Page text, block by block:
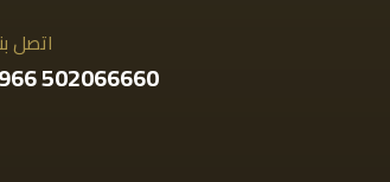
اتصل
502066660 966+